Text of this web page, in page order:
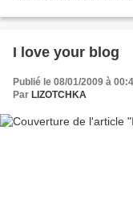
I love your blog
Publié le 08/01/2009 à
Par LIZOTCHKA